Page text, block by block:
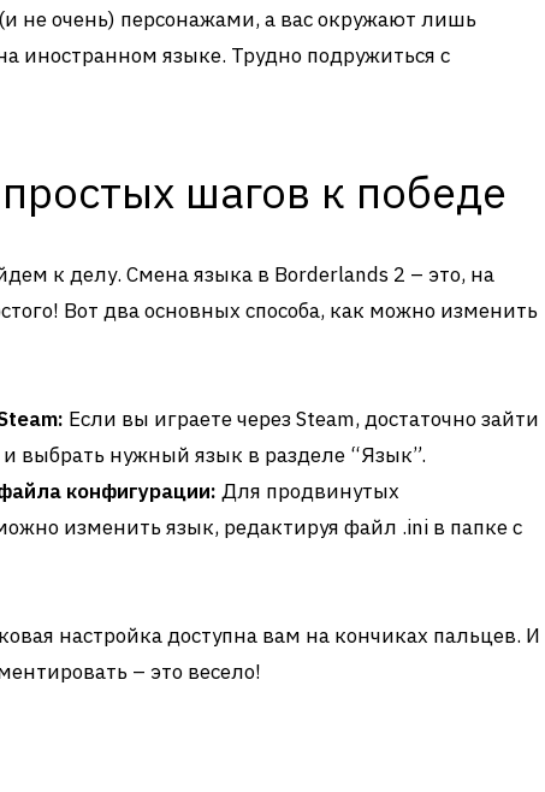
не очень) персонажами, а вас окружают лишь
иностранном языке. Трудно подружиться с
шагов к победе
к делу. Смена языка в Borderlands 2 – это, на
Вот два основных способа, как можно изменить
Если вы играете через Steam, достаточно зайти
выбрать нужный язык в разделе “Язык”.
конфигурации: Для продвинутых
изменить язык, редактируя файл .ini в папке с
настройка доступна вам на кончиках пальцев. И
– это весело!